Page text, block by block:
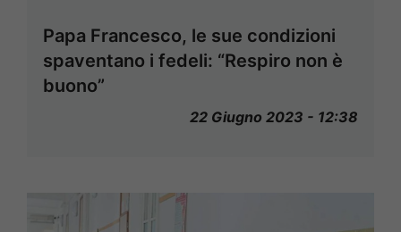
Papa Francesco, le sue condizioni
spaventano i fedeli: “Respiro non è
buono”
22 Giugno 2023 - 12:38